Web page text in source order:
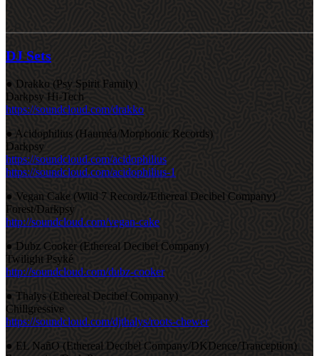
DJ Sets
● Drakko (Psy Spirit Family)
Darkpsy Hi-Tech
https://soundcloud.com/drakko
● Acidophilius (Hauméa/Morphonic Records)
Darkpsy
https://soundcloud.com/acidophilius
https://soundcloud.com/acidophilius-1
● Vegan Cake (Wild 7 Recordz/Ethereal Decibel Company)
Forest/Darkpsy
http://soundcloud.com/vegan-cake
● Dubz Cooker (Ethereal Decibel Company)
Twilight Psyké
http://soundcloud.com/dubz-cooker
● Thalys (Ethereal Decibel Company)
Chillgressive
https://soundcloud.com/djthalys/roots-chewer
● EL NañO (Ethereal Decibel Company/DKDence/Tranception)